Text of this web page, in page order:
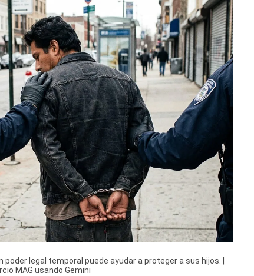
poder legal temporal puede ayudar a proteger a sus hijos. |
MAG usando Gemini